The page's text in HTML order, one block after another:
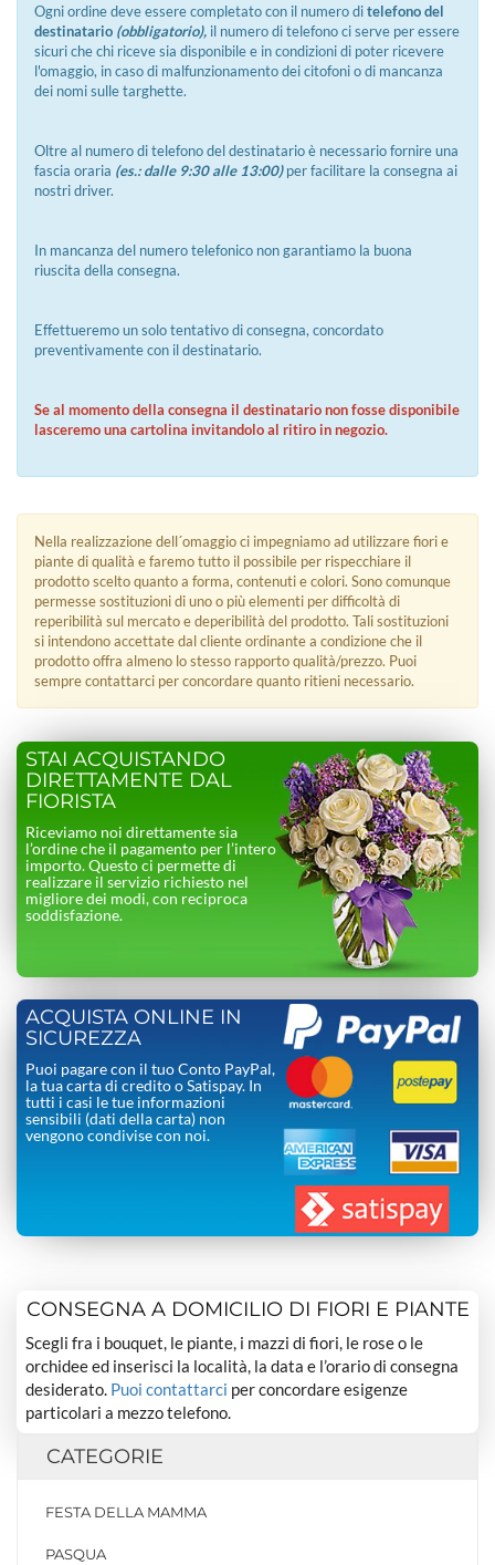
Ogni ordine deve essere completato con il numero ditelefono del
destinatario (obbligatorio), il numero di telefono ci serve per essere
sicuri che chi riceve sia disponibile e in condizioni di poter ricevere
l'omaggio, in caso di malfunzionamento dei citofoni o di mancanza
dei nomi sulle targhette.
Oltre al numero di telefono del destinatario è necessario fornire una
fascia oraria (es.: dalle 9:30 alle 13:00)per facilitare la consegna ai
nostri driver.
In mancanza del numero telefonico non garantiamo la buona
riuscita della consegna.
Effettueremo un solo tentativo di consegna, concordato
preventivamente con il destinatario.
Se al momento della consegna il destinatario non fosse disponibile
lasceremo una cartolina invitandolo al ritiro in negozio.
Nella realizzazione dell´omaggio ci impegniamo ad utilizzare fiori e
piante di qualità e faremo tutto il possibile per rispecchiare il
prodotto scelto quanto a forma, contenuti e colori. Sono comunque
permesse sostituzioni di uno o più elementi per difficoltà di
reperibilità sul mercato e deperibilità del prodotto. Tali sostituzioni
si intendono accettate dal cliente ordinante a condizione che il
prodotto offra almeno lo stesso rapporto qualità/prezzo. Puoi
sempre contattarci per concordare quanto ritieni necessario.
STAI ACQUISTANDO
DIRETTAMENTE DAL
FIORISTA
Riceviamo noi direttamente sia
l’ordine che il pagamento per l’intero
importo. Questo ci permette di
realizzare il servizio richiesto nel
migliore dei modi, con reciproca
soddisfazione.
ACQUISTA ONLINE IN
SICUREZZA
Puoi pagare con il tuo Conto PayPal,
la tua carta di credito o Satispay. In
tutti i casi le tue informazioni
sensibili (dati della carta) non
vengono condivise con noi.
CONSEGNA A DOMICILIO DI FIORI E PIANTE
Scegli fra i bouquet, le piante, i mazzi di fiori, le rose o le
orchidee ed inserisci la località, la data e l’orario di consegna
desiderato. Puoi contattarci per concordare esigenze
particolari a mezzo telefono.
CATEGORIE
FESTA DELLA MAMMA
PASQUA